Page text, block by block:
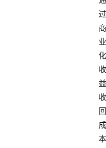
过
商
业
化
收
益
收
回
成
本